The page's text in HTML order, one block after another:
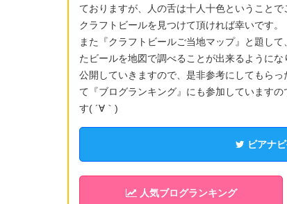
ておりますが、人の舌は十人十色ということ
クラフトビールを見つけて頂ければ幸いです。
また『クラフトビールご当地マップ』と題し
たビールを地図で調べることが出来るようにな
公開していきますので、是非参考にしてもら
て『ブログランキング』にも参加しています
す( ´∀｀)
ビアナ
人気ブログランキング